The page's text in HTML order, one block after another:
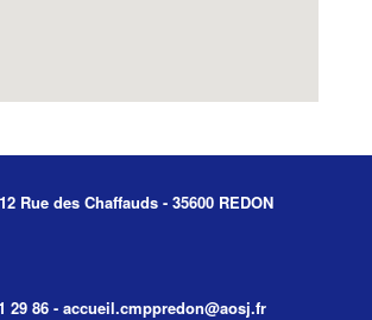
Rue des Chaffauds - 35600 REDON
29 86 - accueil.cmppredon@aosj.fr